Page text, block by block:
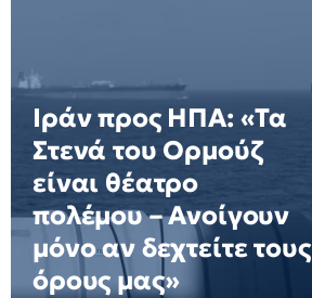
Ιράν προς ΗΠΑ: «Τα
Στενά του Ορμούζ
είναι θέατρο
πολέμου – Ανοίγουν
μόνο αν δεχτείτε τους
όρους μας»